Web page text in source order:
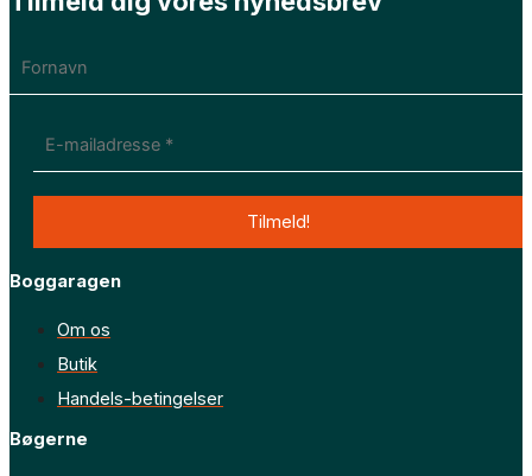
Boggaragen
Om os
Butik
Handels-betingelser
Bøgerne